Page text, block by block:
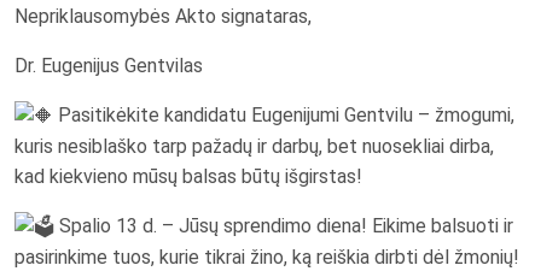
Nepriklausomybės Akto signataras,
Dr. Eugenijus Gentvilas
Pasitikėkite kandidatu Eugenijumi Gentvilu – žmogumi,
kuris nesiblaško tarp pažadų ir darbų, bet nuosekliai dirba,
kad kiekvieno mūsų balsas būtų išgirstas!
Spalio 13 d. – Jūsų sprendimo diena! Eikime balsuoti ir
pasirinkime tuos, kurie tikrai žino, ką reiškia dirbti dėl žmonių!